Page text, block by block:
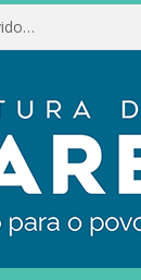
Conselho Municipal de Assistência Social realiza oficina aos servidores